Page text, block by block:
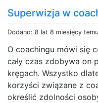
Superwizja w
Dodano: 8 lat 8 miesięcy temu
O coachingu mówi się
cały czas zdobywa on
kręgach. Wszystko
korzyści związane z
określić zdolności